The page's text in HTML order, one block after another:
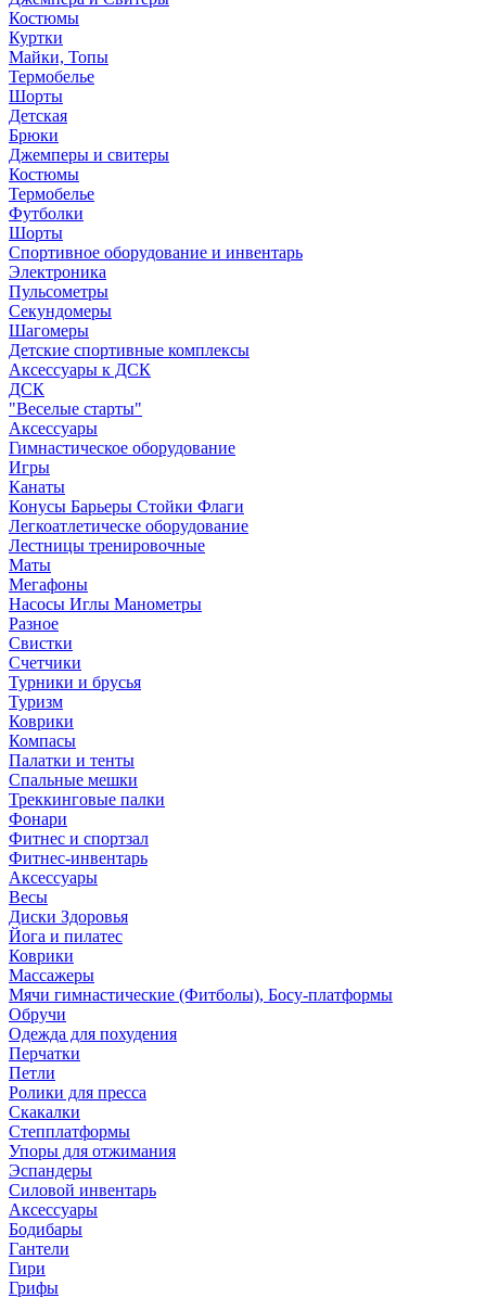
Костюмы
Куртки
Майки, Топы
Термобелье
Шорты
Детская
Брюки
Джемперы и свитеры
Костюмы
Термобелье
Футболки
Шорты
Спортивное оборудование и инвентарь
Электроника
Пульсометры
Секундомеры
Шагомеры
Детские спортивные комплексы
Аксессуары к ДСК
ДСК
"Веселые старты"
Аксессуары
Гимнастическое оборудование
Игры
Канаты
Конусы Барьеры Стойки Флаги
Легкоатлетическе оборудование
Лестницы тренировочные
Маты
Мегафоны
Насосы Иглы Манометры
Разное
Свистки
Счетчики
Турники и брусья
Туризм
Коврики
Компасы
Палатки и тенты
Спальные мешки
Треккинговые палки
Фонари
Фитнес и спортзал
Фитнес-инвентарь
Аксессуары
Весы
Диски Здоровья
Йога и пилатес
Коврики
Массажеры
Мячи гимнастические (Фитболы), Босу-платформы
Обручи
Одежда для похудения
Перчатки
Петли
Ролики для пресса
Скакалки
Степплатформы
Упоры для отжимания
Эспандеры
Силовой инвентарь
Аксессуары
Бодибары
Гантели
Гири
Грифы